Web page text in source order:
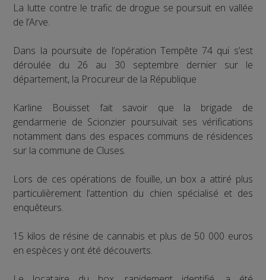
La lutte contre le trafic de drogue se poursuit en vallée
de l’Arve.
Dans la poursuite de l’opération Tempête 74 qui s’est
déroulée du 26 au 30 septembre dernier sur le
département, la Procureur de la République
Karline Bouisset fait savoir que la brigade de
gendarmerie de Scionzier poursuivait ses vérifications
notamment dans des espaces communs de résidences
sur la commune de Cluses.
Lors de ces opérations de fouille, un box a attiré plus
particulièrement l’attention du chien spécialisé et des
enquêteurs.
15 kilos de résine de cannabis et plus de 50 000 euros
en espèces y ont été découverts.